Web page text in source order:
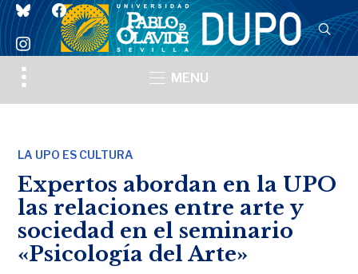
blueskyfacebook
instagram
Toggle
sidebar
MENU
LA UPO ES CULTURA
Expertos abordan en la UPO
las relaciones entre arte y
sociedad en el seminario
«Psicología del Arte»